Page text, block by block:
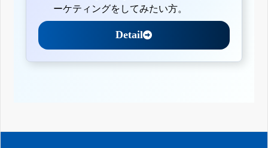
ーケティングをしてみたい方。
Detail